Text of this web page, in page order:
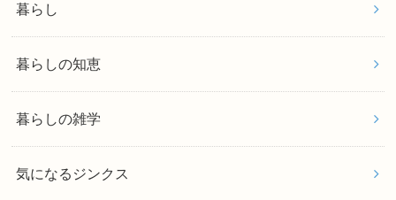
暮らし
暮らしの知恵
暮らしの雑学
気になるジンクス